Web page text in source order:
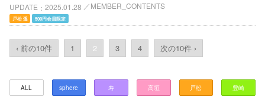
UPDATE 2025.01.28 MEMBER_CONTENTS
戸松 遥 500円会員限定
‹ 前の10件 1 2 3 4 次の10件 ›
ALL sphere 寿 高垣 戸松 豊崎